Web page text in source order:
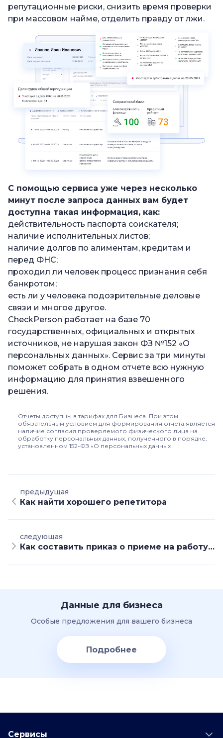
репутационные риски, снизить время проверки
при массовом найме, отделить правду от лжи.
С помощью сервиса уже через несколько
минут после запроса данных вам будет
доступна такая информация, как:
действительность паспорта соискателя;
наличие исполнительных листов;
наличие долгов по алиментам, кредитам и
перед ФНС;
проходил ли человек процесс признания себя
банкротом;
есть ли у человека подозрительные деловые
связи и многое другое.
CheckPerson работает на базе 70
государственных, официальных и открытых
источников, не нарушая закон ФЗ №152 «О
персональных данных». Сервис за три минуты
поможет собрать в одном отчете всю нужную
информацию для принятия взвешенного
решения.
Отчеты доступны в тарифах для Бизнеса. При этом
обязательным условием для формирования отчета является
наличие согласия проверяемого физического лица на
обработку персональных данных, полученного в порядке,
установленном 152-ФЗ «О персональных данных
предыдущая
Как найти хорошего репетитора
следующая
Как составить приказ о приеме на работу и нужен ли он
Данные для бизнеса
Особые предложения для вашего бизнеса
Подробнее
Сервисы